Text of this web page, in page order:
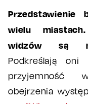
Przedstawienie
wielu
widzów są
Podkreślają
przyjemność
obejrzenia